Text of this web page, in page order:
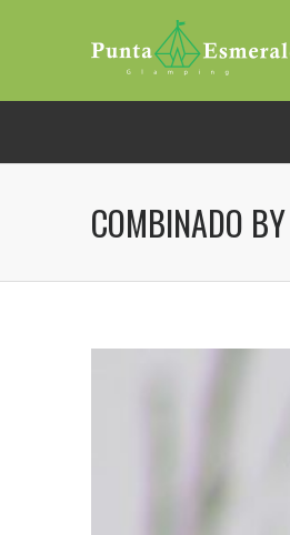
COMBINADO